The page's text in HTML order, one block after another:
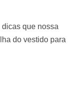
que nossa
do vestido para